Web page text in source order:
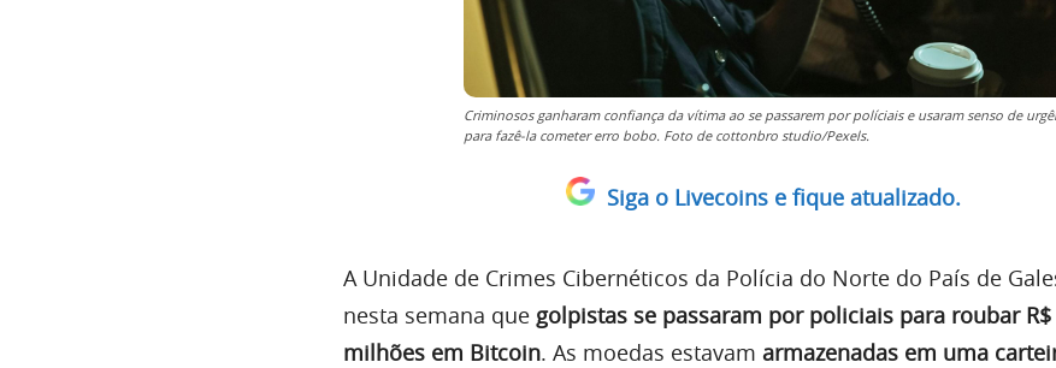
Criminosos ganharam confiança da vítima ao se passarem por políciais e usaram senso de
para fazê-la cometer erro bobo. Foto de cottonbro studio/Pexels.
Siga o Livecoins e fique atualizado.
A Unidade de Crimes Cibernéticos da Polícia do Norte do País de
nesta semana que golpistas se passaram por policiais para roubar R$
milhões em Bitcoin. As moedas estavam armazenadas em uma